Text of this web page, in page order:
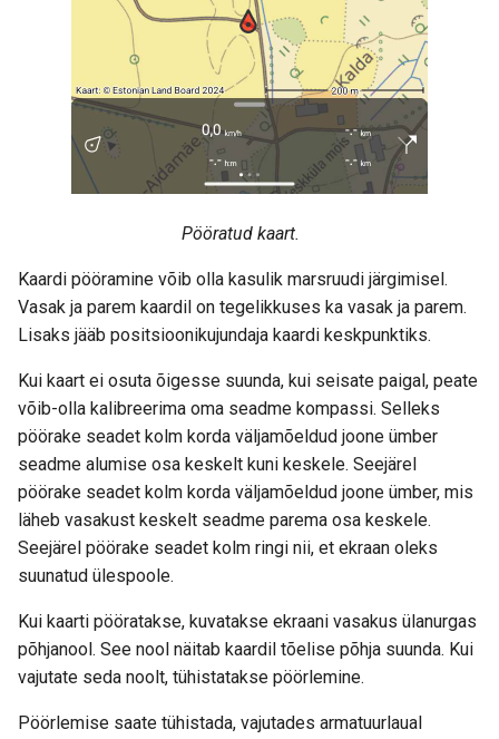
Pööratud kaart.
Kaardi pööramine võib olla kasulik marsruudi järgimisel.
Vasak ja parem kaardil on tegelikkuses ka vasak ja parem.
Lisaks jääb positsioonikujundaja kaardi keskpunktiks.
Kui kaart ei osuta õigesse suunda, kui seisate paigal, peate
võib-olla kalibreerima oma seadme kompassi. Selleks
pöörake seadet kolm korda väljamõeldud joone ümber
seadme alumise osa keskelt kuni keskele. Seejärel
pöörake seadet kolm korda väljamõeldud joone ümber, mis
läheb vasakust keskelt seadme parema osa keskele.
Seejärel pöörake seadet kolm ringi nii, et ekraan oleks
suunatud ülespoole.
Kui kaarti pööratakse, kuvatakse ekraani vasakus ülanurgas
põhjanool. See nool näitab kaardil tõelise põhja suunda. Kui
vajutate seda noolt, tühistatakse pöörlemine.
Pöörlemise saate tühistada, vajutades armatuurlaual